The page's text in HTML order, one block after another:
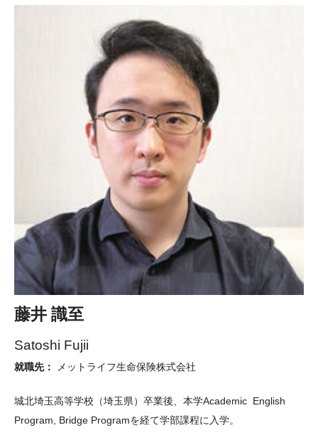
を志したものの、英語力や経済的負担の問題から悩んでいたとき
TUJに出会いました。夢の実現に向けて本当は米国本校でスポー
ツ・レクリエーションマネジメントを専攻したかったのですが、
コロナ禍で渡米が不可能になり、やむなく経済学を選択。最初は
不本意でしたが今は後悔していません。多様な経済問題を多様な
クラスメイトと議論することで自分の視野の狭さに気づき、物事
を多角的に観られるようになったからです。また、必修科目が相
対的に少ないため選択科目で他学科の授業を受けたり、複数のイ
ンターンシップを経験する余裕もありました。就職先のソフトバ
ンクは、大企業でありながら社員のチャレンジ精神を歓迎する雰
囲気が自分とマッチしました。留学断念は悔しい思い出ですが、
「そのおかげでこの会社と縁ができ、今の自分がある」と言える
ように努力していきたいです。こんな前向きな思考ができるよう
になったこと自体、TUJで得た大きな学びのひとつです。
藤井 識至
Satoshi Fujii
就職先： メットライフ生命保険株式会社
城北埼玉高等学校（埼玉県）卒業後、本学Academic English
Program, Bridge Programを経て学部課程に入学。